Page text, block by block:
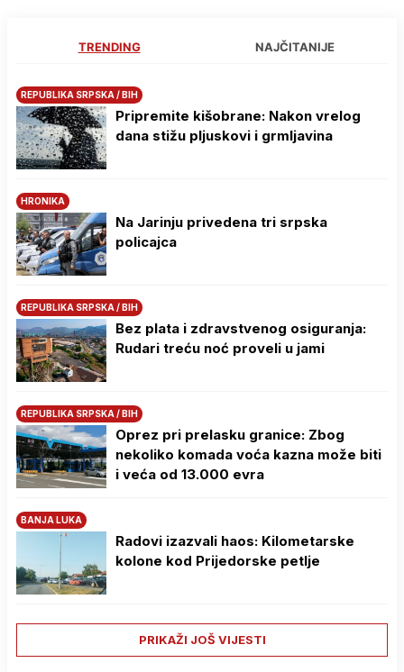
TRENDING NAJČITANIJE
REPUBLIKA SRPSKA / BIH
Pripremite kišobrane: Nakon vrelog
dana stižu pljuskovi i grmljavina
HRONIKA
Na Јarinju privedena tri srpska
policajca
REPUBLIKA SRPSKA / BIH
Bez plata i zdravstvenog osiguranja:
Rudari treću noć proveli u jami
REPUBLIKA SRPSKA / BIH
Oprez pri prelasku granice: Zbog
nekoliko komada voća kazna može biti
i veća od 13.000 evra
BANJA LUKA
Radovi izazvali haos: Kilometarske
kolone kod Prijedorske petlje
PRIKAŽI JOŠ VIJESTI